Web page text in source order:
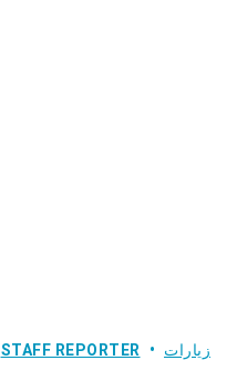
STAFF REPORTER زيارات